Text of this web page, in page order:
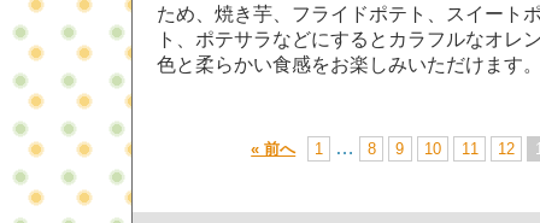
ため、焼き芋、フライドポテト、スイート
ト、ポテサラなどにするとカラフルなオレ
色と柔らかい食感をお楽しみいただけます
« 前へ 1 … 8 9 10 11 12